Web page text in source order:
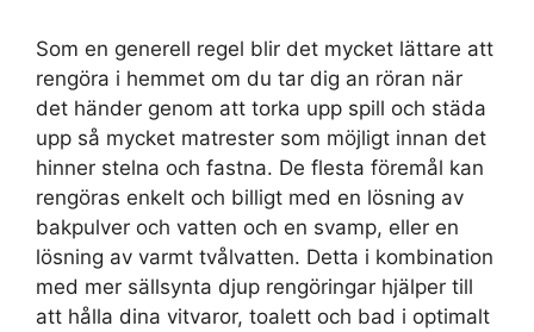
Som en generell regel blir det mycket lättare att
rengöra i hemmet om du tar dig an röran när
det händer genom att torka upp spill och städa
upp så mycket matrester som möjligt innan det
hinner stelna och fastna. De flesta föremål kan
rengöras enkelt och billigt med en lösning av
bakpulver och vatten och en svamp, eller en
lösning av varmt tvålvatten. Detta i kombination
med mer sällsynta djup rengöringar hjälper till
att hålla dina vitvaror, toalett och bad i optimalt